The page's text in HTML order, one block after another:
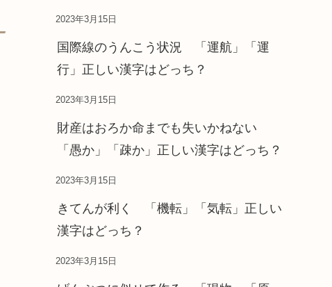
2023年3月15日
国際線のうんこう状況 「運航」「運
行」正しい漢字はどっち？
2023年3月15日
財産はおろか命までも失いかねない
「愚か」「疎か」正しい漢字はどっち？
2023年3月15日
きてんが利く 「機転」「気転」正しい
漢字はどっち？
2023年3月15日